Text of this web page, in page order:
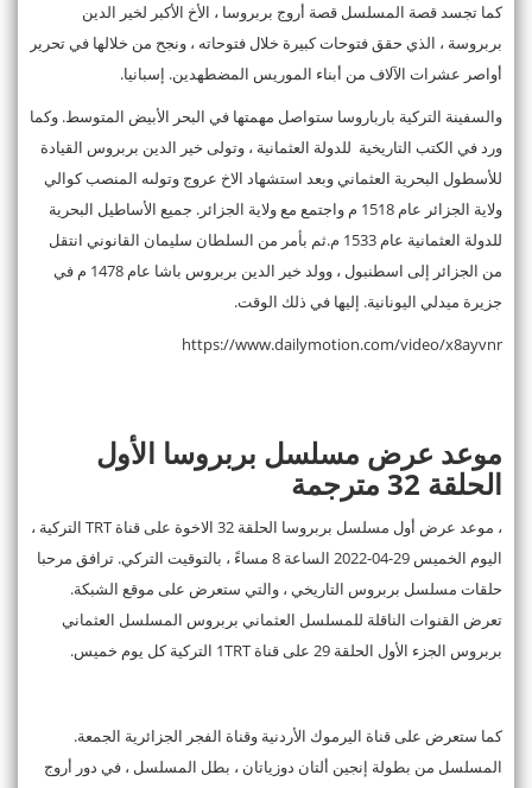
كما تجسد قصة المسلسل قصة أروج بربروسا ، الأخ الأكبر لخير الدين
بربروسة ، الذي حقق فتوحات كبيرة خلال فتوحاته ، ونجح من خلالها في تحرير
أواصر عشرات الآلاف من أبناء الموريس المضطهدين. إسبانيا.
والسفينة التركية بارباروسا ستواصل مهمتها في البحر الأبيض المتوسط. وكما
ورد في الكتب التاريخية للدولة العثمانية ، وتولى خير الدين بربروس القيادة
للأسطول البحرية العثماني وبعد استشهاد الاخ عروج وتولىه المنصب كوالي
ولاية الجزائر عام 1518 م واجتمع مع ولاية الجزائر. جميع الأساطيل البحرية
للدولة العثمانية عام 1533 م.ثم بأمر من السلطان سليمان القانوني انتقل
من الجزائر إلى اسطنبول ، وولد خير الدين بربروس باشا عام 1478 م في
جزيرة ميدلي اليونانية. إليها في ذلك الوقت.
https://www.dailymotion.com/video/x8ayvnr
موعد عرض مسلسل بربروسا الأول
الحلقة 32 مترجمة
، موعد عرض أول مسلسل بربروسا الحلقة 32 الاخوة على قناة TRT التركية ،
اليوم الخميس 29-04-2022 الساعة 8 مساءً ، بالتوقيت التركي. ترافق مرحبا
حلقات مسلسل بربروس التاريخي ، والتي ستعرض على موقع الشبكة.
تعرض القنوات الناقلة للمسلسل العثماني بربروس المسلسل العثماني
بربروس الجزء الأول الحلقة 29 على قناة 1TRT التركية كل يوم خميس.
كما ستعرض على قناة اليرموك الأردنية وقناة الفجر الجزائرية الجمعة.
المسلسل من بطولة إنجين ألتان دوزياتان ، بطل المسلسل ، في دور أروج